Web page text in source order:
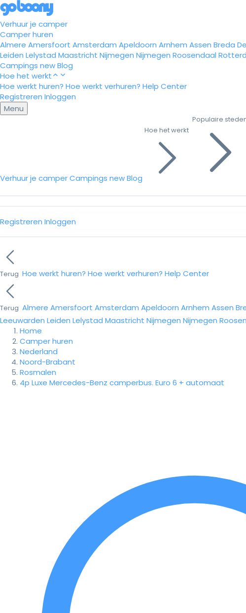
Verhuur je camper
Camper huren
Almere Amersfoort Amsterdam Apeldoorn Arnhem Assen Breda
Leiden Lelystad Maastricht Nijmegen Nijmegen Roosendaal
Campings newBlog
Hoe het werkt
Hoe werkt huren? Hoe werkt verhuren? Help Center
Registreren Inloggen
Menu
Verhuur je camperCampings newBlog
Hoe het werkt
Populaire
Registreren Inloggen
Terug Hoe werkt huren? Hoe werkt verhuren? Help Center
Terug Almere Amersfoort Amsterdam Apeldoorn Arnhem Assen
Leeuwarden Leiden Lelystad Maastricht Nijmegen Nijmegen
Home
Camper huren
Nederland
Noord-Brabant
Rosmalen
4p Luxe Mercedes-Benz camperbus. Euro 6 + automaat